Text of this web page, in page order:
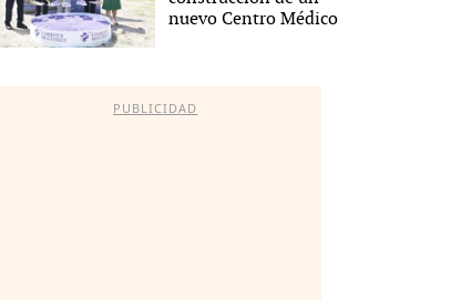
nuevo Centro Médico
PUBLICIDAD